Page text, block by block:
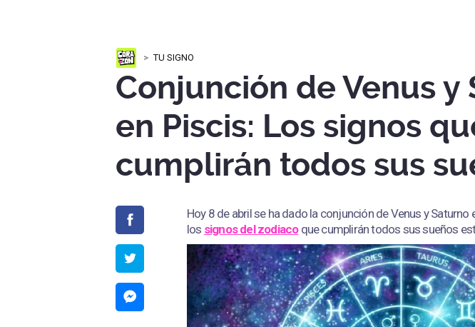
TU SIGNO
Conjunción de Venus y
en Piscis: Los signos
cumplirán todos sus
Hoy 8 de abril se ha dado la conjunción de Venus y
los signos del zodiacoque cumplirán todos sus sueños